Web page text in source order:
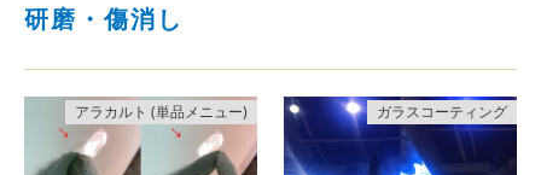
研磨・傷消し
アラカルト (単品メニュー) ガラスコーティング